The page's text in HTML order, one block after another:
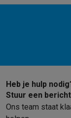
Heb je hulp
Stuur een
Ons team staat